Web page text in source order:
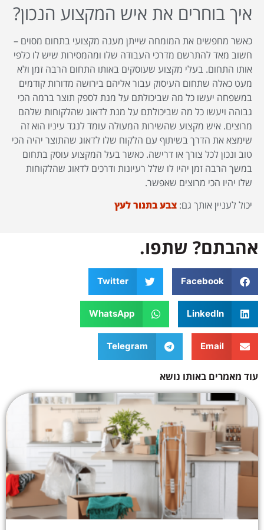
איך בוחרים את איש המקצוע הנכון?
כאשר מחפשים את המומחה שייתן מענה מקצועי בתחום מסוים –
חשוב מאד להתרשם מדרכי העבודה שלו ומהמסירות שיש לו כלפי
אותו התחום. בעלי מקצוע שעוסקים באותו התחום הרבה זמן ולא
מעט כאלה שתחום העיסוק עבור אליהם בירושה מדורות קודמים
במשפחה יעשו כל מה שביכולתם על מנת לספק תוצר ברמה הכי
גבוהה ויעשו כל מה שביכולתם על מנת לדאוג שהלקוחות שלהם
מרוצים. איש מקצוע שהשירות המעולה עומד לנגד עיניו הוא זה
שימצא את הדרך בשיתוף עם הלקוח שלו לדאוג שהתוצר יהיה הכי
טוב ונכון לכל צורך או דרישה. כאשר בעל המקצוע עוסק בתחום
במשך הרבה זמן יהיו לו שלל רעיונות ודרכים לדאוג שהלקוחות
שלו יהיו הכי מרוצים שאפשר.
יכול לעניין אותך גם: צבע בתנור לעץ
אהבתם? שתפו.
Facebook
Twitter
LinkedIn
WhatsApp
Email
Telegram
עוד מאמרים באותו נושא